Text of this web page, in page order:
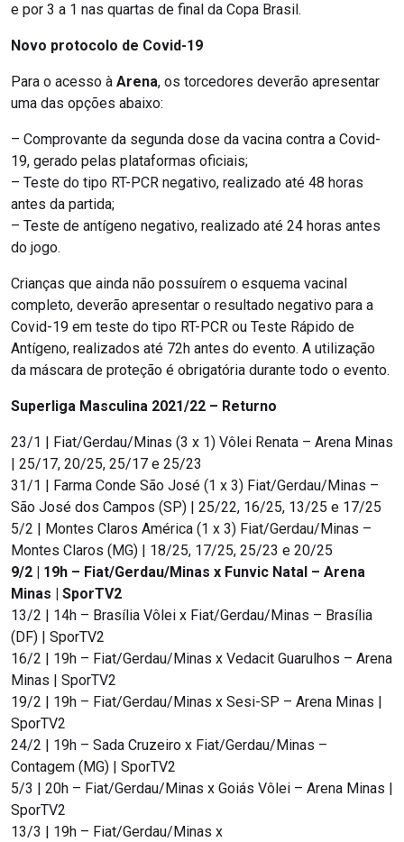
e por 3 a 1 nas quartas de final da Copa Brasil.
Novo protocolo de Covid-19
Para o acesso à Arena, os torcedores deverão apresentar
uma das opções abaixo:
– Comprovante da segunda dose da vacina contra a Covid-
19, gerado pelas plataformas oficiais;
– Teste do tipo RT-PCR negativo, realizado até 48 horas
antes da partida;
– Teste de antígeno negativo, realizado até 24 horas antes
do jogo.
Crianças que ainda não possuírem o esquema vacinal
completo, deverão apresentar o resultado negativo para a
Covid-19 em teste do tipo RT-PCR ou Teste Rápido de
Antígeno, realizados até 72h antes do evento. A utilização
da máscara de proteção é obrigatória durante todo o evento.
Superliga Masculina 2021/22 – Returno
23/1 | Fiat/Gerdau/Minas (3 x 1) Vôlei Renata – Arena Minas
| 25/17, 20/25, 25/17 e 25/23
31/1 | Farma Conde São José (1 x 3) Fiat/Gerdau/Minas –
São José dos Campos (SP) | 25/22, 16/25, 13/25 e 17/25
5/2 | Montes Claros América (1 x 3) Fiat/Gerdau/Minas –
Montes Claros (MG) | 18/25, 17/25, 25/23 e 20/25
9/2 | 19h – Fiat/Gerdau/Minas x Funvic Natal – Arena
Minas | SporTV2
13/2 | 14h – Brasília Vôlei x Fiat/Gerdau/Minas – Brasília
(DF) | SporTV2
16/2 | 19h – Fiat/Gerdau/Minas x Vedacit Guarulhos – Arena
Minas | SporTV2
19/2 | 19h – Fiat/Gerdau/Minas x Sesi-SP – Arena Minas |
SporTV2
24/2 | 19h – Sada Cruzeiro x Fiat/Gerdau/Minas –
Contagem (MG) | SporTV2
5/3 | 20h – Fiat/Gerdau/Minas x Goiás Vôlei – Arena Minas |
SporTV2
13/3 | 19h – Fiat/Gerdau/Minas x